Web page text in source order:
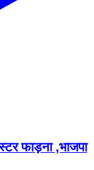
फाड़ना ,भाजपा